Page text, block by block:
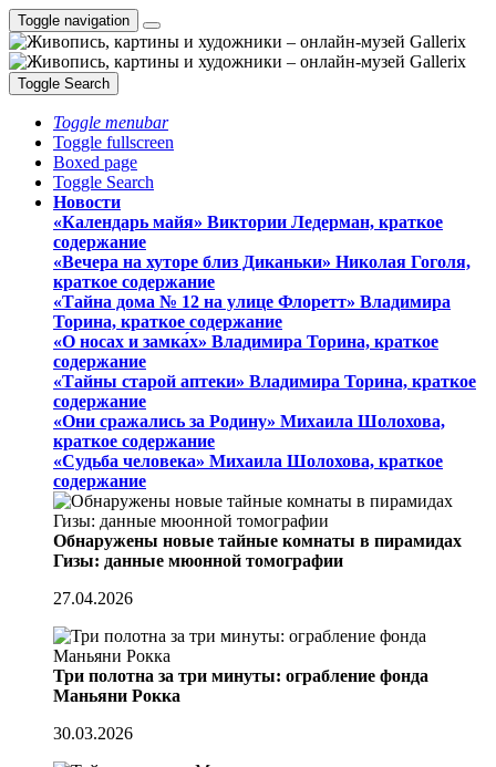
Toggle navigation
Toggle Search
Toggle menubar
Toggle fullscreen
Boxed page
Toggle Search
Новости
«Календарь майя» Виктории Ледерман, краткое
содержание
«Вечера на хуторе близ Диканьки» Николая Гоголя,
краткое содержание
«Тайна дома № 12 на улице Флоретт» Владимира
Торина, краткое содержание
«О носах и замка́х» Владимира Торина, краткое
содержание
«Тайны старой аптеки» Владимира Торина, краткое
содержание
«Они сражались за Родину» Михаила Шолохова,
краткое содержание
«Судьба человека» Михаила Шолохова, краткое
содержание
Обнаружены новые тайные комнаты в пирамидах
Гизы: данные мюонной томографии
27.04.2026
Три полотна за три минуты: ограбление фонда
Маньяни Рокка
30.03.2026